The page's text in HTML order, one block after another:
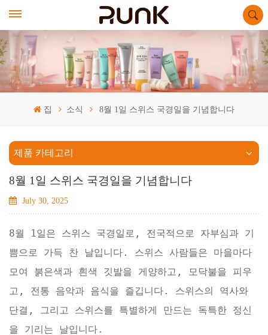
집 소식 8월 1일 스위스 국경일을 기념합니다
제품 카테고리
8월 1일 스위스 국경일을 기념합니다
July 30, 2025
8월 1일은 스위스 국경일로, 전국적으로 자부심과 기
쁨으로 가득 찬 날입니다. 스위스 사람들은 마을마다
모여 붉은색과 흰색 깃발을 게양하고, 모닥불을 피우
고, 전통 음악과 음식을 즐깁니다. 스위스의 역사와
단결, 그리고 스위스를 특별하게 만드는 독특한 정신
을 기리는 날입니다.